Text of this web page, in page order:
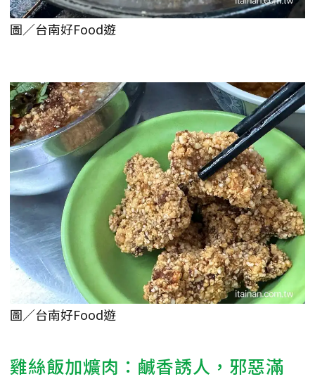
圖／台南好Food遊
圖／台南好Food遊
雞絲飯加爌肉：鹹香誘人，邪惡滿